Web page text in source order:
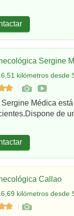
Sergine
kilómetros desde
Médica
de
Callao
kilómetros desde